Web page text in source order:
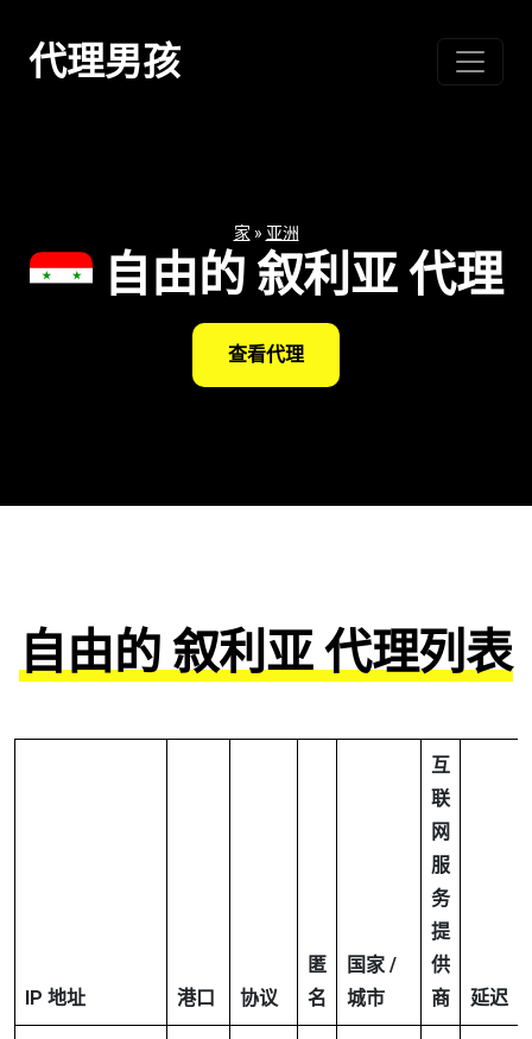
代理男孩
家 » 亚洲
自由的 叙利亚 代理
查看代理
自由的 叙利亚 代理列表
IP 地址 港口 协议
匿
名
国家 /
城市
互
联
网
服
务
提
供
商
延迟